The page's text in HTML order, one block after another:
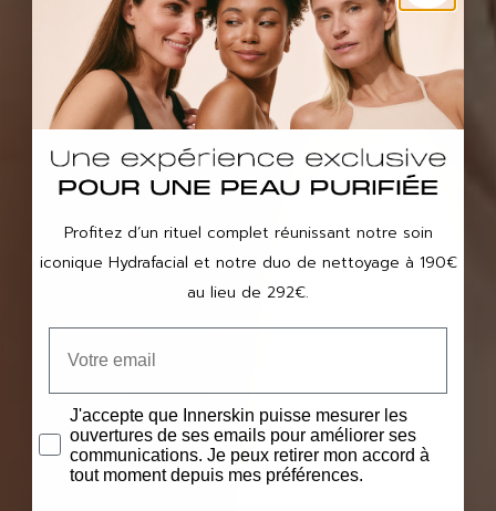
Profitez d’un rituel complet réunissant notre soin
iconique Hydrafacial et notre duo de nettoyage à 190€
au lieu de 292€.
J'accepte que Innerskin puisse mesurer les
ouvertures de ses emails pour améliorer ses
communications. Je peux retirer mon accord à
tout moment depuis mes préférences.